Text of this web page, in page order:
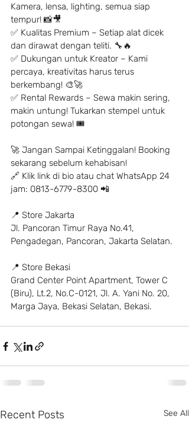
Kamera, lensa, lighting, semua siap
tempur! 📸🎥
✅ Kualitas Premium – Setiap alat dicek
dan dirawat dengan teliti. 🔧🔥
✅ Dukungan untuk Kreator – Kami
percaya, kreativitas harus terus
berkembang! 🎨🚀
✅ Rental Rewards – Sewa makin sering,
makin untung! Tukarkan stempel untuk
potongan sewa! 🎟
🚀 Jangan Sampai Ketinggalan! Booking
sekarang sebelum kehabisan!
🔗 Klik link di bio atau chat WhatsApp 24
jam: 0813-6779-8300 📲
📍 Store Jakarta
Jl. Pancoran Timur Raya No.41,
Pengadegan, Pancoran, Jakarta Selatan.
📍 Store Bekasi
Grand Center Point Apartment, Tower C
(Biru), Lt.2, No.C-0121, Jl. A. Yani No. 20,
Marga Jaya, Bekasi Selatan, Bekasi.
Recent Posts See All